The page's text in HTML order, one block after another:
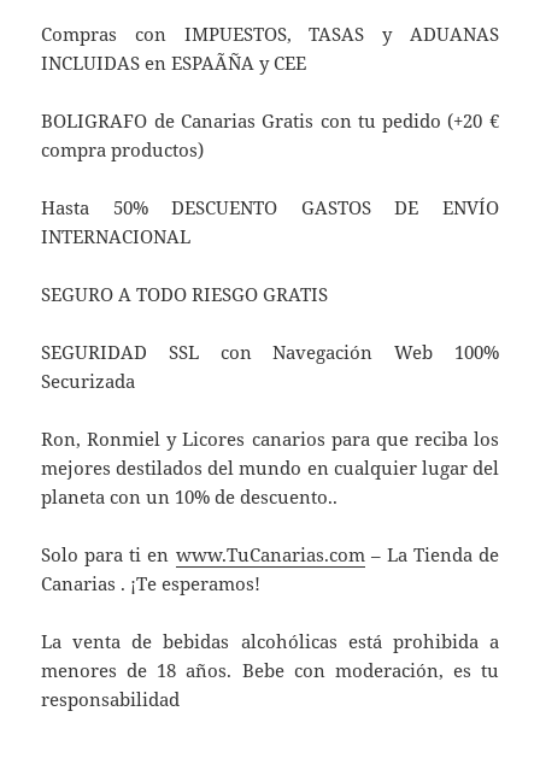
Compras con IMPUESTOS, TASAS y ADUANAS
INCLUIDAS en ESPAÃÑA y CEE
BOLIGRAFO de Canarias Gratis con tu pedido (+20 €
compra productos)
Hasta 50% DESCUENTO GASTOS DE ENVÍO
INTERNACIONAL
SEGURO A TODO RIESGO GRATIS
SEGURIDAD SSL con Navegación Web 100%
Securizada
Ron, Ronmiel y Licores canarios para que reciba los
mejores destilados del mundo en cualquier lugar del
planeta con un 10% de descuento..
Solo para ti en www.TuCanarias.com – La Tienda de
Canarias . ¡Te esperamos!
La venta de bebidas alcohólicas está prohibida a
menores de 18 años. Bebe con moderación, es tu
responsabilidad